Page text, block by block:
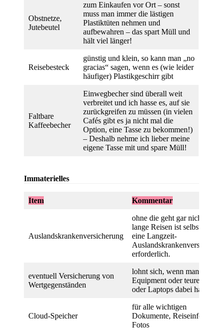
Obstnetze,
Jutebeutel
zum Einkaufen vor Ort – sonst
muss man immer die lästigen
Plastiktüten nehmen und
aufbewahren – das spart Müll und
hält viel länger!
Reisebesteck
günstig und klein, so kann man „no
gracias“ sagen, wenn es (wie leider
häufiger) Plastikgeschirr gibt
Faltbare
Kaffeebecher
Einwegbecher sind überall weit
verbreitet und ich hasse es, auf sie
zurückgreifen zu müssen (in vielen
Cafés gibt es ja nicht mal die
Option, eine Tasse zu bekommen!)
– Deshalb nehme ich lieber meine
eigene Tasse mit und spare Müll!
Immaterielles
Item Kommentar
Auslandskrankenversicherung
ohne die geht gar nichts! Für
lange Reisen ist selbstredend
eine Langzeit-
erforderlich.
eventuell Versicherung von
Wertgegenständen
lohnt sich, wenn man viel
Equipment oder teure
oder Laptops dabei hat
Cloud-Speicher
für alle wichtigen
Dokumente, Reiseinfos und
Fotos